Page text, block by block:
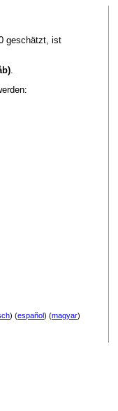
geschätzt, ist
) (español) (magyar)